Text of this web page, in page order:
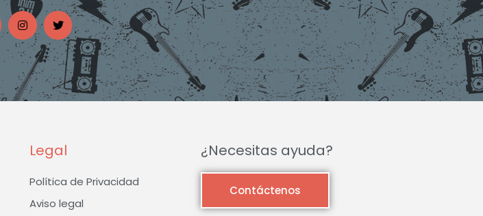
I
n
s
t
a
g
r
a
m
T
w
i
t
t
e
r
Legal
Política de Privacidad
Aviso legal
¿Necesitas ayuda?
Contáctenos